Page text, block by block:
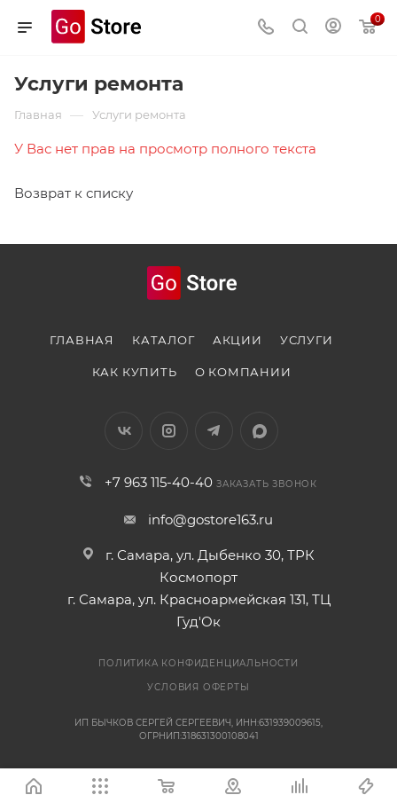
0
Услуги ремонта
Главная — Услуги ремонта
У Вас нет прав на просмотр полного текста
Возврат к списку
ГЛАВНАЯ КАТАЛОГ АКЦИИ УСЛУГИ
КАК КУПИТЬ О КОМПАНИИ
+7 963 115-40-40 ЗАКАЗАТЬ ЗВОНОК
info@gostore163.ru
г. Самара, ул. Дыбенко 30, ТРК
Космопорт
г. Самара, ул. Красноармейская 131, ТЦ
Гуд'Ок
ПОЛИТИКА КОНФИДЕНЦИАЛЬНОСТИ
УСЛОВИЯ ОФЕРТЫ
ИП БЫЧКОВ СЕРГЕЙ СЕРГЕЕВИЧ, ИНН:631939009615,
ОГРНИП:318631300108041